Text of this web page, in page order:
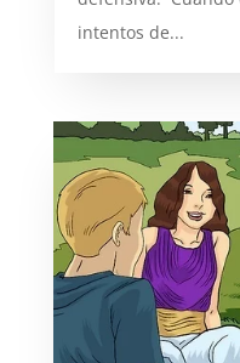
intentos de...